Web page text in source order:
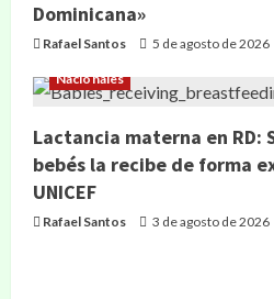
Dominicana»
Rafael Santos 5 de agosto de 2026
Nacionales
Lactancia materna en RD:
bebés la recibe de forma
UNICEF
Rafael Santos 3 de agosto de 2026